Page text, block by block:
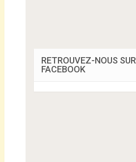
RETROUVEZ-NOUS SUR
FACEBOOK